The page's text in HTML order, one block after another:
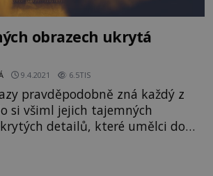
obrazech ukrytá
9.4.2021 6.5TIS
pravděpodobně zná každý z
si všiml jejich tajemných
detailů, které umělci do
Dnes, o stovky let
technologiím, je mnoho z